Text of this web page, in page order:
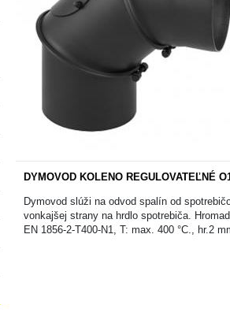
DYMOVOD KOLENO REGULOVATEĽNÉ
Dymovod slúži na odvod spalín od
vonkajšej strany na hrdlo spotrebiča.
EN 1856-2-T400-N1, T: max. 400 °C., hr.2